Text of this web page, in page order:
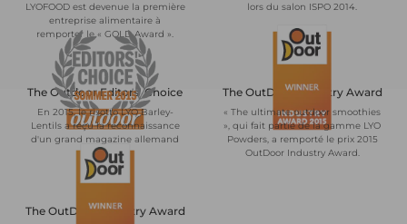
LYOFOOD est devenue la première
entreprise alimentaire à
remporter le « GOLD Award ».
lors du salon ISPO 2014.
The Outdoor Editors' Choice
En 2015, le risotto LYO Barley-
Lentils a reçu la reconnaissance
d'un grand magazine allemand
de plein air.
The OutDoor Industry Award
« The ultimate outdoor smoothies
», qui fait partie de la gamme LYO
Powders, a remporté le prix 2015
OutDoor Industry Award.
The OutDoor Industry Award